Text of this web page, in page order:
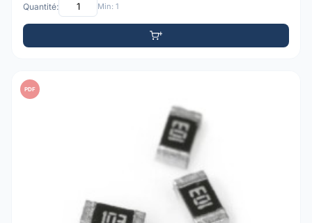
Quantité: Min: 1
PDF